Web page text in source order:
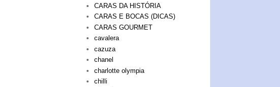
CARAS DA HISTÓRIA
CARAS E BOCAS (DICAS)
CARAS GOURMET
cavalera
cazuza
chanel
charlotte olympia
chilli